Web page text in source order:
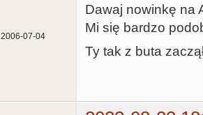
2006-07-04
Dawaj nowinkę na
Mi się bardzo
Ty tak z buta